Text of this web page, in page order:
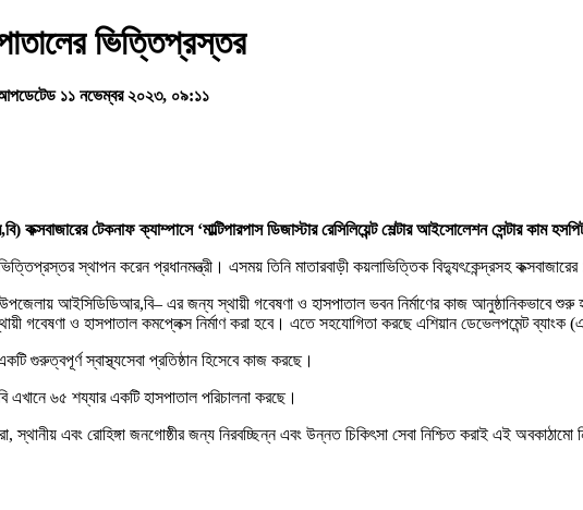
ভিত্তিপ্রস্তর
১১ নভেম্বর ২০২৩, ০৯:১১
বি) কক্সবাজারেরটেকনাফক্যাম্পাসে ‘মাল্টিপারপাসডিজাস্টাররেসিলিয়েন্টশেল্টারআইসোলেশনসেন্টারকাম
স্থাপন করেন প্রধানমন্ত্রী। এসময় তিনি মাতারবাড়ী কয়লাভিত্তিক বিদ্যুৎকেন্দ্রসহ
আইসিডিডিআর,বি– এর জন্য স্থায়ী গবেষণা ও হাসপাতাল ভবন নির্মাণের কাজ আনুষ্ঠানিকভাবে
ও হাসপাতাল কমপ্লেক্স নির্মাণ করা হবে। এতে সহযোগিতা করছে এশিয়ান ডেভেলপমেন্ট ব্যাংক
গুরুত্বপূর্ণ স্বাস্থ্যসেবা প্রতিষ্ঠান হিসেবে কাজ করছে।
৬৫ শয্যার একটি হাসপাতাল পরিচালনা করছে।
স্থানীয় এবং রোহিঙ্গা জনগোষ্ঠীর জন্য নিরবচ্ছিন্ন এবং উন্নত চিকিৎসা সেবা নিশ্চিত করাই এই